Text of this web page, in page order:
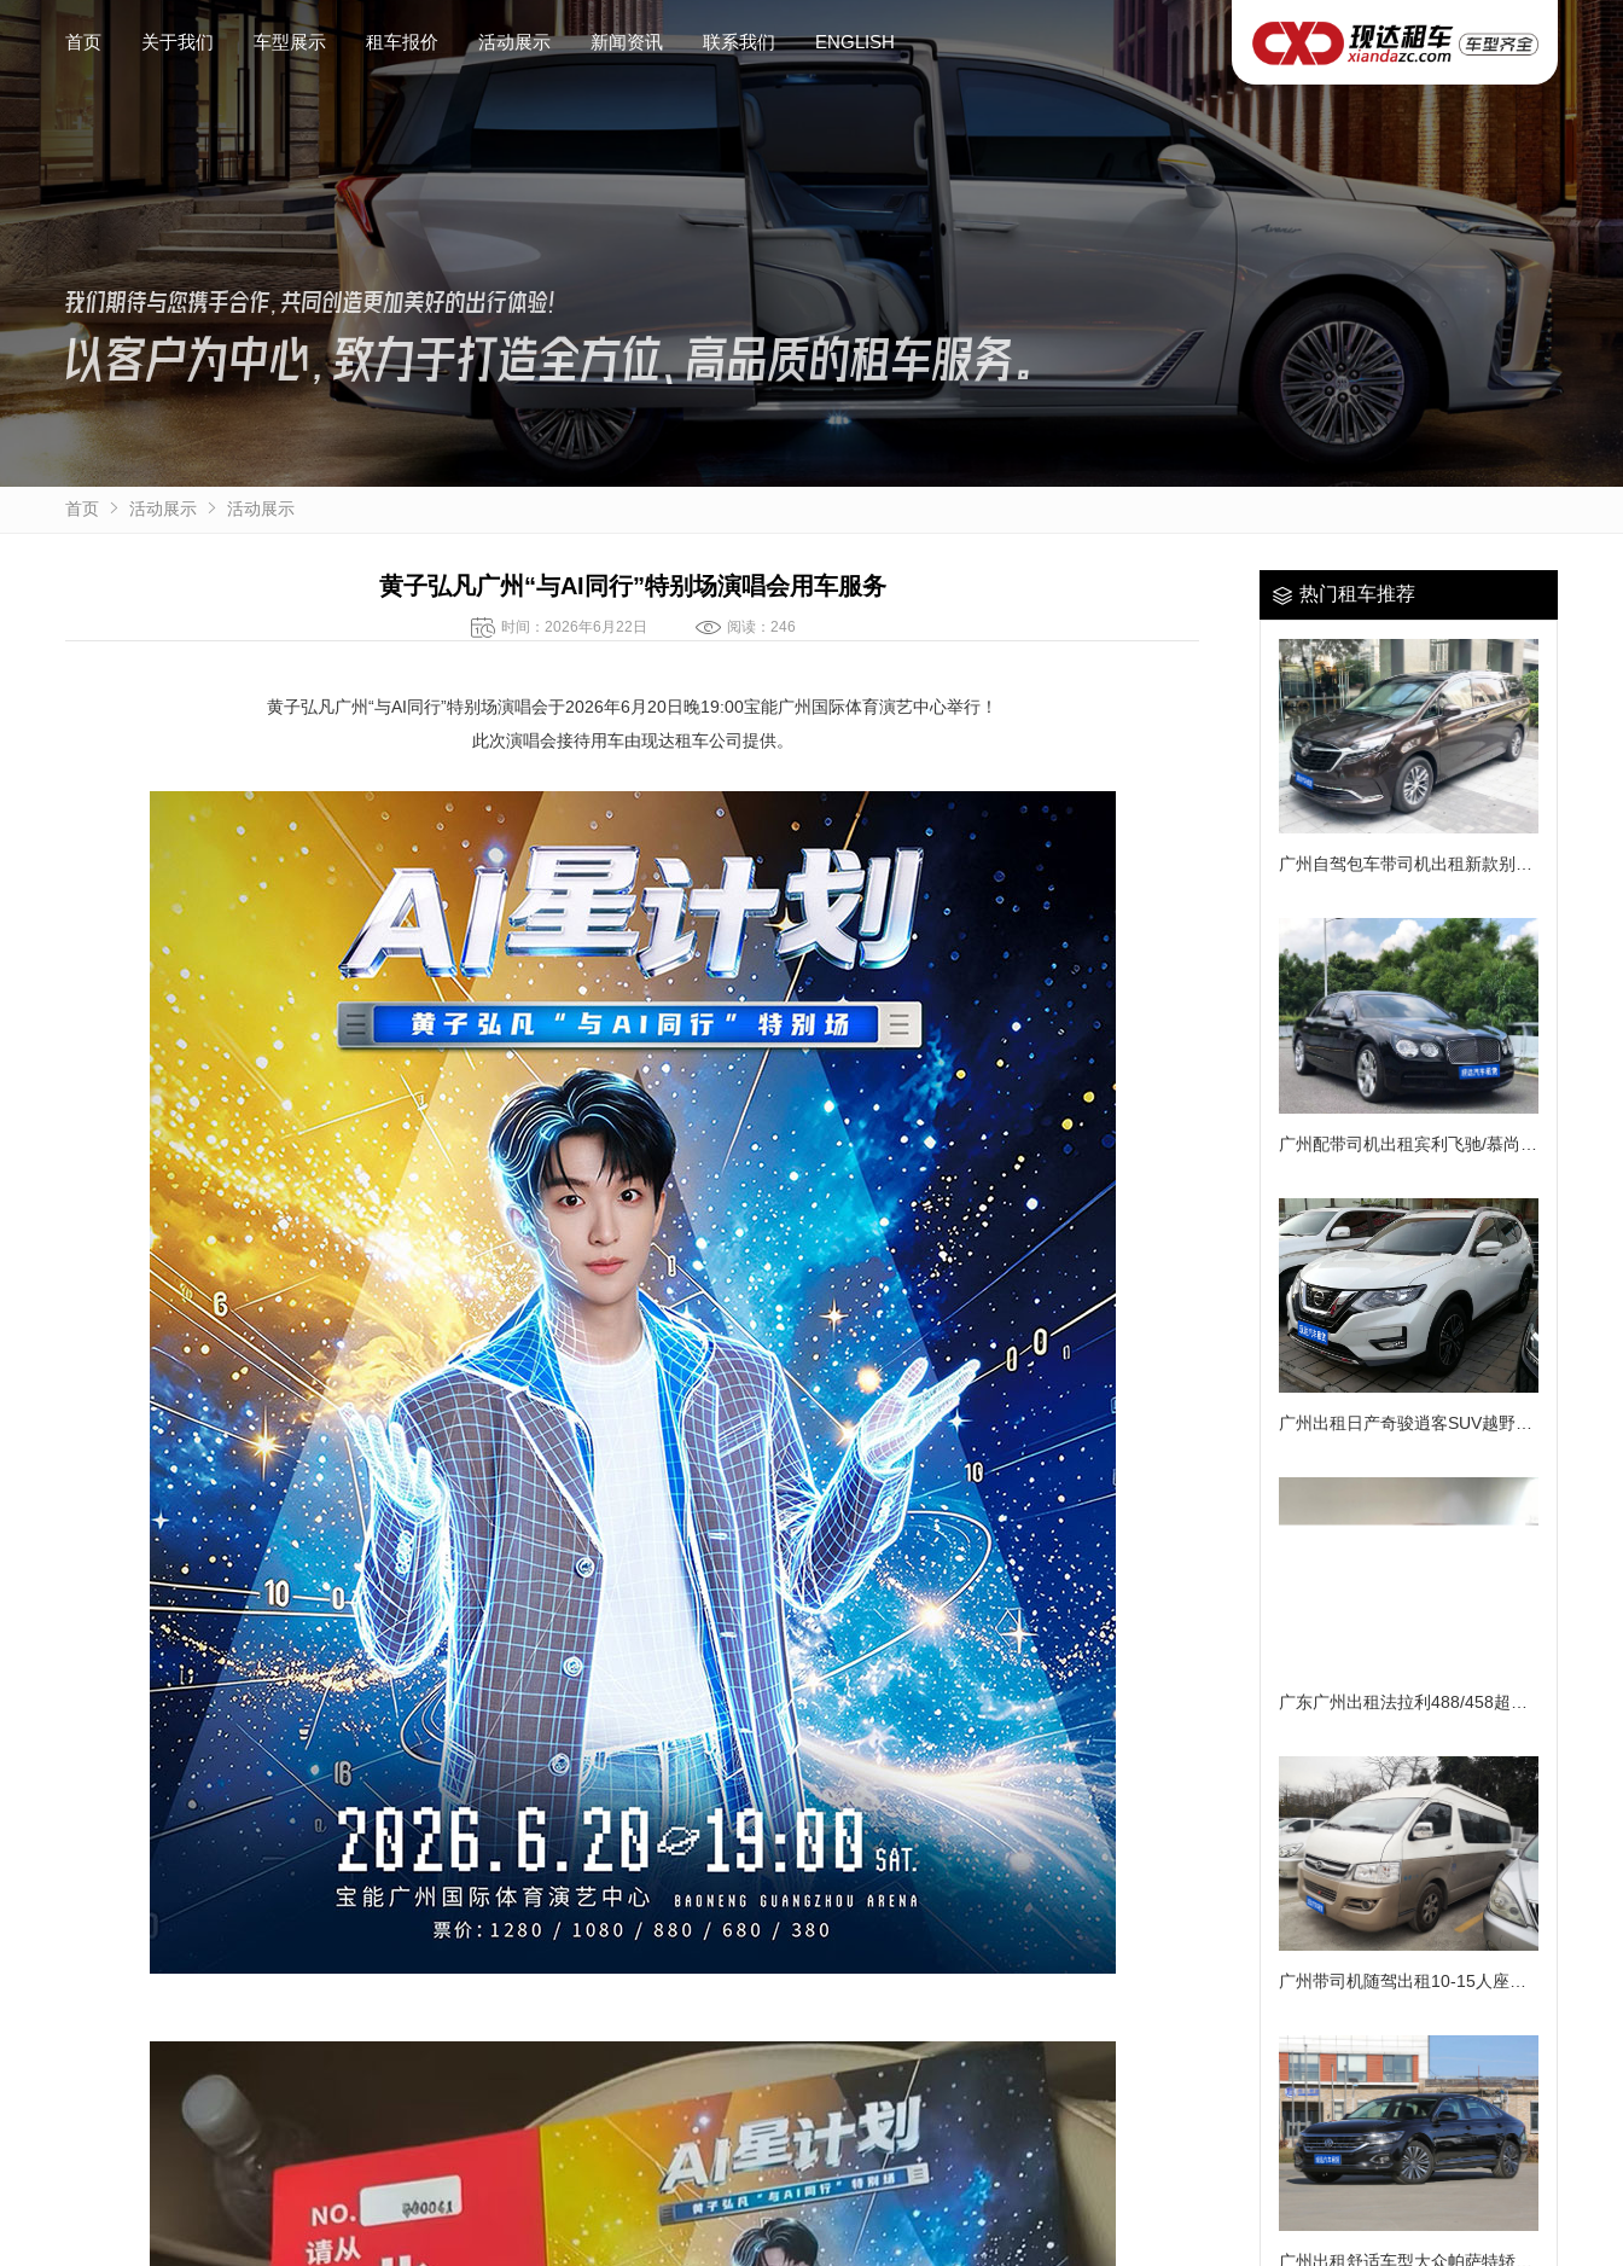
首页 关于我们 车型展示 租车报价 活动展示 新闻资讯 联系我们 ENGLISH
我们期待与您携手合作，共同创造更加美好的出行体验！
以客户为中心，致力于打造全方位、高品质的租车服务。
首页 关于我们 车型展示 租车报价 活动展示 新闻资讯 联系我们 ENGLISH
首页 活动展示 活动展示
黄子弘凡广州“与AI同行”特别场演唱会用车服务
时间：2026年6月22日 阅读：246
黄子弘凡广州“与AI同行”特别场演唱会于2026年6月20日晚19:00宝能广州国际体育演艺中心举行！
此次演唱会接待用车由现达租车公司提供。
热门租车推荐
广州自驾包车带司机出租新款别克653T商务车年租（7座）
广州出租日产奇骏逍客SUV越野商务车
广州带司机随驾出租10-15人座位小巴车租赁包天
广州出租舒适车型大众帕萨特轿车租赁